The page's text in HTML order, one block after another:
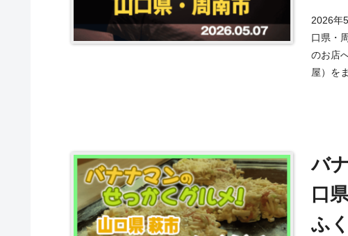
杯
2026年
口県・
のお店
屋）を
バ
口
ふ